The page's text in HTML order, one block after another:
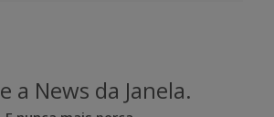
a News da Janela.